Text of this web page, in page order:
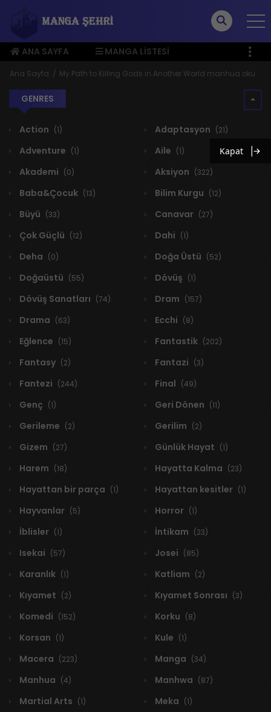
ANA SAYFA
MANGA LISTESI
ÜYE MENÜSÜ
Ana Sayfa My Path to Killing Gods in Another World manhua oku
GENRES
Action (1) Adaptasyon (21)
Adventure (1) Aile (1)
Akademi (0) Aksiyon (322)
Baba&Çocuk (13) Bilim Kurgu (12)
Büyü (33) Canavar (27)
Çok Güçlü (12) Dahi (1)
Deha (0) Doğa Üstü (52)
Doğaüstü (55) Dövüş (1)
Dövüş Sanatları (74) Dram (157)
Drama (63) Ecchi (8)
Eğlence (15) Fantastik (202)
Fantasy (2) Fantazi (3)
Fantezi (244) Final (49)
Genç (1) Geri Dönen (11)
Gerileme (2) Gerilim (2)
Gizem (27) Günlük Hayat (1)
Harem (18) Hayatta Kalma (23)
Hayattan bir parça (1) Hayattan kesitler (1)
Hayvanlar (5) Horror (1)
İblisler (1) İntikam (23)
Isekai (57) Josei (85)
Karanlık (1) Katliam (2)
Kıyamet (2) Kıyamet Sonrası (3)
Komedi (152) Korku (8)
Korsan (1) Kule (1)
Macera (223) Manga (34)
Manhua (4) Manhwa (87)
Martial Arts (1) Meka (1)
Kapat